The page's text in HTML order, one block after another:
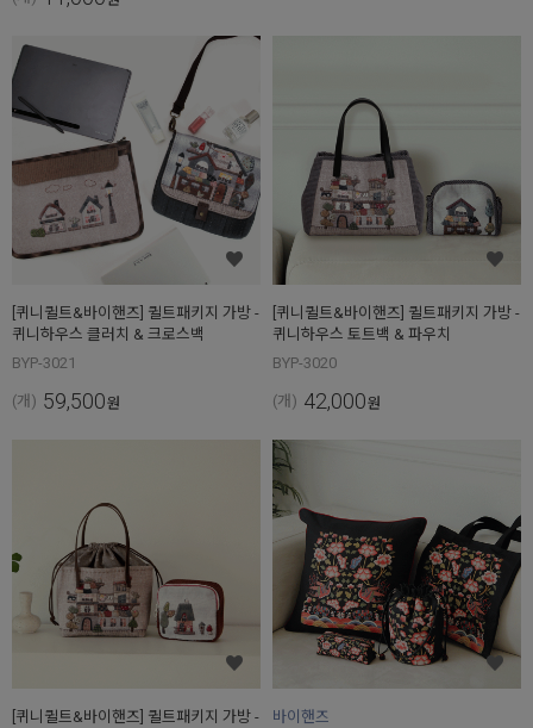
[퀴니퀼트&바이핸즈] 퀼트패키지 가방 -
퀴니하우스 클러치 & 크로스백
BYP-3021
(개) 59,500원
[퀴니퀼트&바이핸즈] 퀼트패키지 가방 -
퀴니하우스 토트백 & 파우치
BYP-3020
(개) 42,000원
[퀴니퀼트&바이핸즈] 퀼트패키지 가방 -
바이핸즈